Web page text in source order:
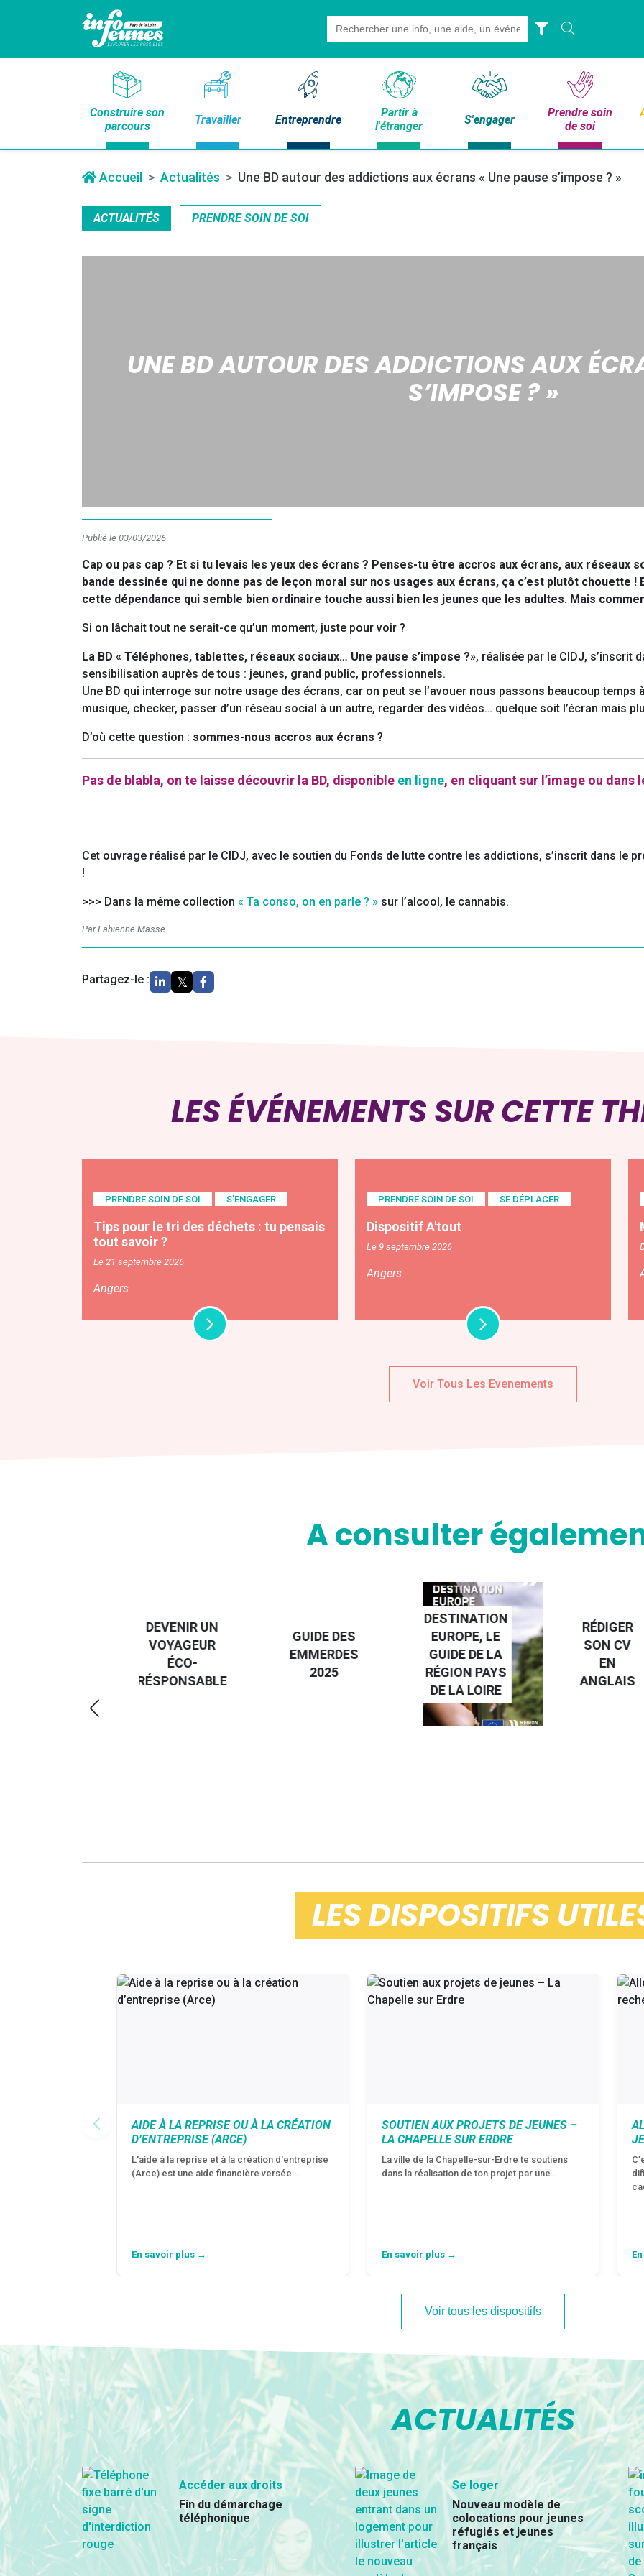
Search
for:
Construire son
parcours
Travailler Entreprendre
Partir à
l'étranger
S'engager
Prendre soin
de soi
Accueil Actualités Une BD autour des addictions aux écrans « Une pause s’impose ? »
ACTUALITÉS PRENDRE SOIN DE SOI
UNE BD AUTOUR DES ADDICTIONS AUX
S’IMPOSE ? »
Publié le 03/03/2026
Cap ou pas cap ? Et si tu levais les yeux des écrans ? Penses-tu être accros aux écrans, aux réseaux
bande dessinée qui ne donne pas de leçon moral sur nos usages aux écrans, ça c’est plutôt chouette
cette dépendance qui semble bien ordinaire touche aussi bien les jeunes que les adultes. Mais
Si on lâchait tout ne serait-ce qu’un moment, juste pour voir ?
La BD « Téléphones, tablettes, réseaux sociaux… Une pause s’impose ?», réalisée par le CIDJ, s’inscrit
sensibilisation auprès de tous : jeunes, grand public, professionnels.
Une BD qui interroge sur notre usage des écrans, car on peut se l’avouer nous passons beaucoup
musique, checker, passer d’un réseau social à un autre, regarder des vidéos… quelque soit l’écran mais
D’où cette question : sommes-nous accros aux écrans ?
Pas de blabla, on te laisse découvrir la BD, disponible en ligne, en cliquant sur l’image ou dans
Cet ouvrage réalisé par le CIDJ, avec le soutien du Fonds de lutte contre les addictions, s’inscrit dans le
!
>>> Dans la même collection « Ta conso, on en parle ? » sur l’alcool, le cannabis.
Par Fabienne Masse
Partagez-le :
LES ÉVÉNEMENTS SUR CETTE
PRENDRE SOIN DE SOI S'ENGAGER
Tips pour le tri des déchets : tu pensais
tout savoir ?
Le 21 septembre 2026
Angers
PRENDRE SOIN DE SOI SE DÉPLACER
Dispositif A'tout
Le 9 septembre 2026
Angers
Voir Tous Les Evenements
A consulter
GUIDE DES
EMMERDES
2025
EUROPE, LE
GUIDE DE LA
RÉGION PAYS
RÉDIGER
SON CV
EN
ANGLAIS
FAIRE UN
STAGE À
L'ÉTRANGER
LES DISPOSITIFS
AIDE À LA REPRISE OU À LA CRÉATION
D’ENTREPRISE (ARCE)
L'aide à la reprise et à la création d'entreprise
(Arce) est une aide financière versée…
En savoir plus →
SOUTIEN AUX PROJETS DE JEUNES –
LA CHAPELLE SUR ERDRE
La ville de la Chapelle-sur-Erdre te soutiens
dans la réalisation de ton projet par une…
En savoir plus →
Voir tous les dispositifs
ACTUALITÉS
Accéder aux droits
Fin du démarchage
téléphonique
Se loger
Nouveau modèle de
colocations pour jeunes
réfugiés et jeunes
français